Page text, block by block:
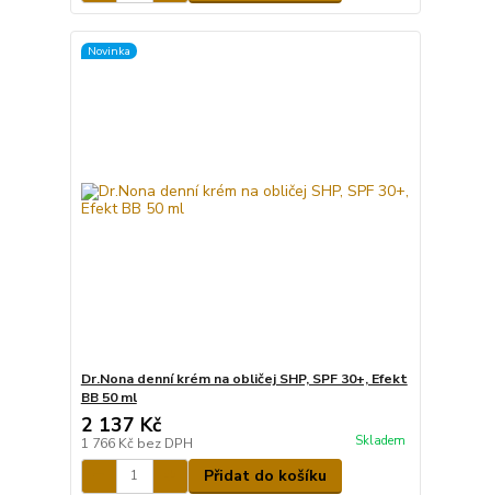
Novinka
Dr.Nona denní krém na obličej SHP, SPF 30+, Efekt
BB 50 ml
2 137 Kč
1 766 Kč bez DPH Skladem
Přidat do košíku